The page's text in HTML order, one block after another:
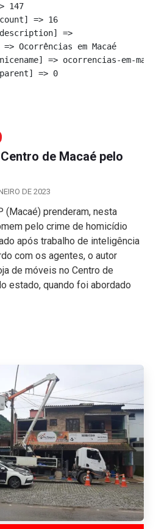
147
=> 16
=>
=> Ocorrências em Macaé
=> ocorrencias-em-
=> 0
de Macaé pelo
DE 2023
(Macaé) prenderam, nesta
pelo crime de homicídio
após trabalho de inteligência
com os agentes, o autor
de móveis no Centro de
estado, quando foi abordado